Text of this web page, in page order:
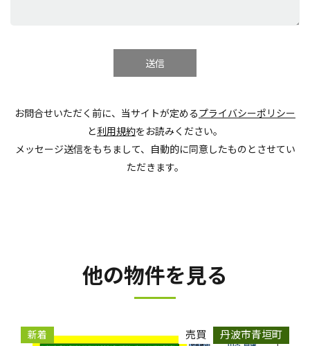
お問合せいただく前に、当サイトが定めるプライバシーポリシー
と利用規約をお読みください。
メッセージ送信をもちまして、自動的に同意したものとさせてい
ただきます。
他の物件を見る
新着 売買 丹波市青垣町